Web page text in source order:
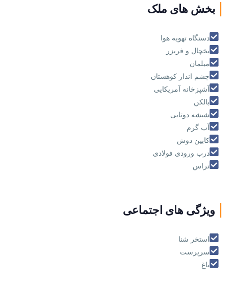
بخش های ملک
دستگاه تهويه هوا
يخچال و فريزر
مبلمان
چشم انداز كوهستان
آشپزخانه آمریکایی
بالکن
شیشه دوتایی
آب گرم
کابین دوش
درب ورودی فولادی
تراس
ویژگی های اجتماعی
استخر شنا
سرپرست
باغ